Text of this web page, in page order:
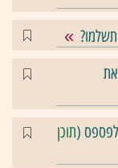
לפספס (תוכן